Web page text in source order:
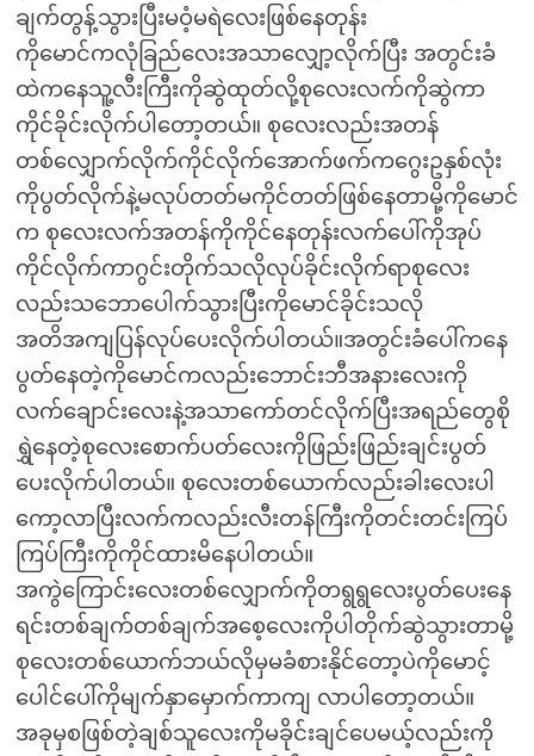
ချက်တွန့်သွားပြီးမဝံ့မရဲလေးဖြစ်နေတုန်း
ကိုမောင်ကလုံခြည်လေးအသာလျှော့လိုက်ပြီး အတွင်းခံ
ထဲကနေသူ့လီးကြီးကိုဆွဲထုတ်လို့စုလေးလက်ကိုဆွဲကာ
ကိုင်ခိုင်းလိုက်ပါတော့တယ်။ စုလေးလည်းအတန်
တစ်လျှောက်လိုက်ကိုင်လိုက်အောက်ဖက်ကဂွေးဥနှစ်လုံး
ကိုပွတ်လိုက်နဲ့မလုပ်တတ်မကိုင်တတ်ဖြစ်နေတာမို့ကိုမောင်
က စုလေးလက်အတန်ကိုကိုင်နေတုန်းလက်ပေါ်ကိုအုပ်
ကိုင်လိုက်ကာဂွင်းတိုက်သလိုလုပ်ခိုင်းလိုက်ရာစုလေး
လည်းသဘောပေါက်သွားပြီးကိုမောင်ခိုင်းသလို
အတိအကျပြန်လုပ်ပေးလိုက်ပါတယ်။အတွင်းခံပေါ်ကနေ
ပွတ်နေတဲ့ကိုမောင်ကလည်းဘောင်းဘီအနားလေးကို
လက်ချောင်းလေးနဲ့အသာကော်တင်လိုက်ပြီးအရည်တွေစို
ရွှဲနေတဲ့စုလေးစောက်ပတ်လေးကိုဖြည်းဖြည်းချင်းပွတ်
ပေးလိုက်ပါတယ်။ စုလေးတစ်ယောက်လည်းခါးလေးပါ
ကော့လာပြီးလက်ကလည်းလီးတန်ကြီးကိုတင်းတင်းကြပ်
ကြပ်ကြီးကိုကိုင်ထားမိနေပါတယ်။
အကွဲကြောင်းလေးတစ်လျှောက်ကိုတရွရွလေးပွတ်ပေးနေ
ရင်းတစ်ချက်တစ်ချက်အစေ့လေးကိုပါတိုက်ဆွဲသွားတာမို့
စုလေးတစ်ယောက်ဘယ်လိုမှမခံစားနိုင်တော့ပဲကိုမောင့်
ပေါင်ပေါ်ကိုမျက်နှာမှောက်ကာကျ လာပါတော့တယ်။
အခုမှစဖြစ်တဲ့ချစ်သူလေးကိုမခိုင်းချင်ပေမယ့်လည်းကို